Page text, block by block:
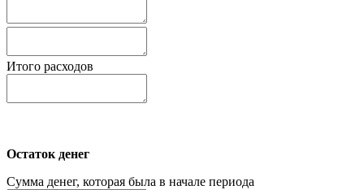
Итого расходов
Остаток денег
Сумма денег, которая была в начале периода